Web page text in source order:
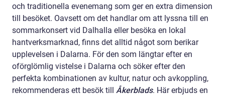
och traditionella evenemang som ger en extra dimension
till besöket. Oavsett om det handlar om att lyssna till en
sommarkonsert vid Dalhalla eller besöka en lokal
hantverksmarknad, finns det alltid något som berikar
upplevelsen i Dalarna. För den som längtar efter en
oförglömlig vistelse i Dalarna och söker efter den
perfekta kombinationen av kultur, natur och avkoppling,
rekommenderas ett besök till Åkerblads. Här erbjuds en